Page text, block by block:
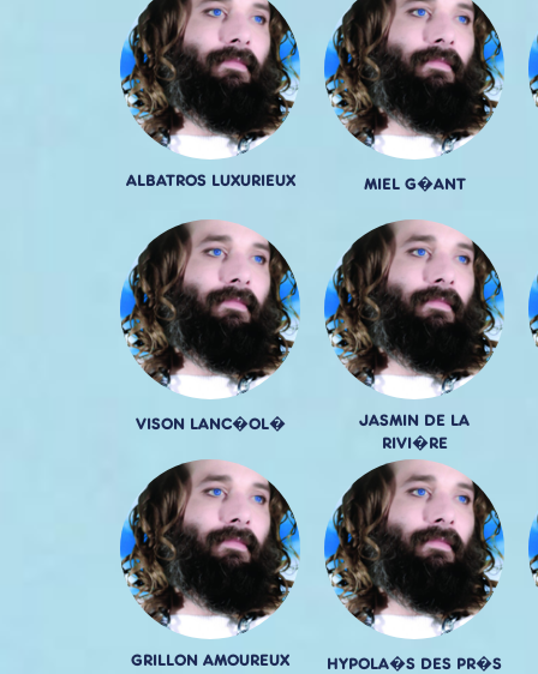
ALBATROS LUXURIEUX MIEL G�ANT
VISON LANC�OL�
JASMIN DE LA
RIVI�RE
GRILLON AMOUREUX HYPOLA�S DES PR�S